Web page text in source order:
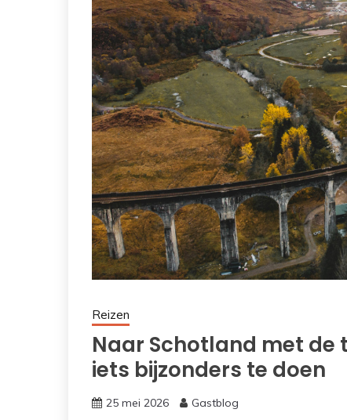
Reizen
Naar Schotland met de
iets bijzonders te doen
25 mei 2026 Gastblog